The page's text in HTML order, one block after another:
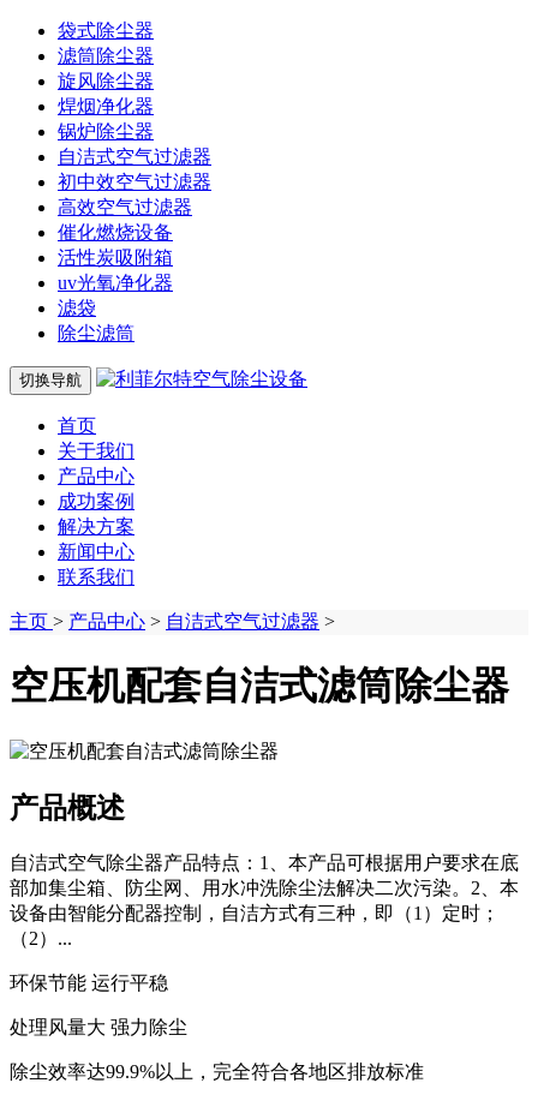
袋式除尘器
滤筒除尘器
旋风除尘器
焊烟净化器
锅炉除尘器
自洁式空气过滤器
初中效空气过滤器
高效空气过滤器
催化燃烧设备
活性炭吸附箱
uv光氧净化器
滤袋
除尘滤筒
切换导航
首页
关于我们
产品中心
成功案例
解决方案
新闻中心
联系我们
主页 > 产品中心 > 自洁式空气过滤器 >
空压机配套自洁式滤筒除尘器
产品概述
自洁式空气除尘器产品特点：1、本产品可根据用户要求在底
部加集尘箱、防尘网、用水冲洗除尘法解决二次污染。2、本
设备由智能分配器控制，自洁方式有三种，即（1）定时；
（2）...
环保节能 运行平稳
处理风量大 强力除尘
除尘效率达99.9%以上，完全符合各地区排放标准